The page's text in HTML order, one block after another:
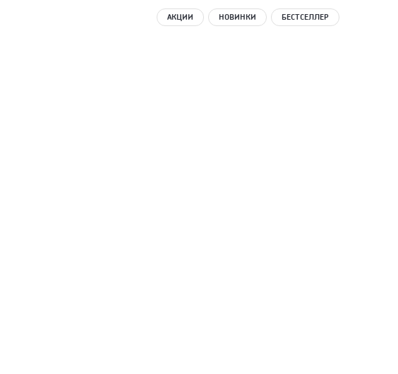
АКЦИИ НОВИНКИ БЕСТСЕЛЛЕР